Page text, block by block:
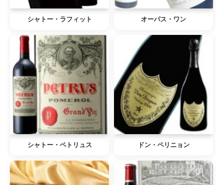
シャトー・ラフィット オーパス・ワン
シャトー・ペトリュス ドン・ペリニョン